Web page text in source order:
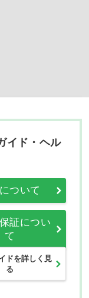
イド・ヘル
ついて
証につい
て
ドを詳しく見
る